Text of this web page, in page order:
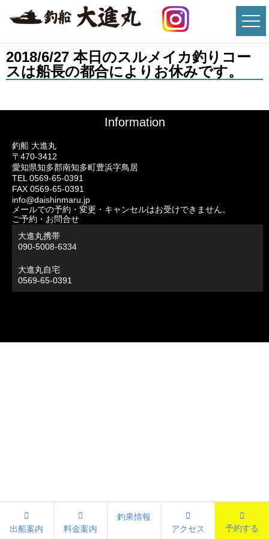
2018/6/27 本日のスルメイカ釣りコー
スは船長の都合によりお休みです。
Information
釣船 大進丸
〒470-3412
愛知県知多郡南知多町豊浜字鳥居
TEL 0569-65-0391
FAX 0569-65-0391
info@daishinmaru.jp
メールでの予約・変更・キャンセルはお受けできません。
ご予約・お問合せ
大進丸携帯
090-5008-6334
大進丸自宅
0569-65-0391
出船案内 料金案内
釣果情報
アクセス
予約する